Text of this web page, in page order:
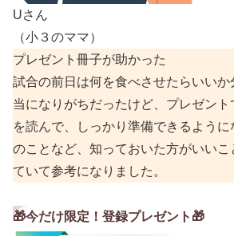
Uさん
（小３のママ）
プレゼント冊子が助かった
試合の前日は何を食べさせたらいい
当になりがちだったけど、プレゼン
を読んで、しっかり準備できるよう
のことなど、知っておいた方がいい
ていて参考になりました。
🎁今だけ限定！登録プレゼント 🎁